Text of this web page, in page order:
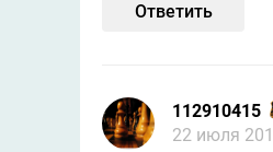
Ответить
112910415
22 июля